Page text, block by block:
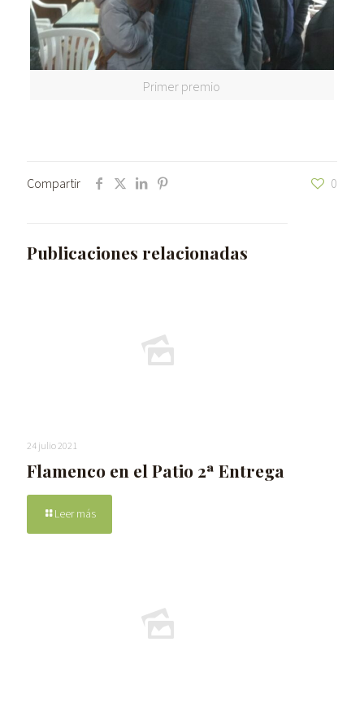
Primer premio
Compartir 0
Publicaciones relacionadas
24 julio 2021
Flamenco en el Patio 2ª Entrega
Leer más